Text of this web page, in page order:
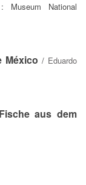
National
México / Eduardo
aus dem